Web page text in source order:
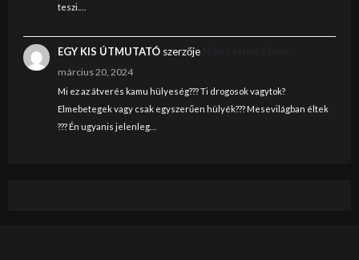
teszi.…
EGY KIS ÚTMUTATÓszerzője
március 20, 2024
Mi ez az átverés kamu hülyeség??? Ti drogosok vagytok?
Elmebetegek vagy csak egyszerűen hülyék??? Mesevilágban éltek
??? Én ugyanis jelenleg…